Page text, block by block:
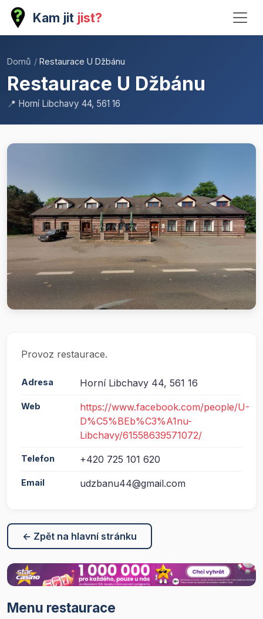
Kam jit jist?
Domů / Restaurace U Džbánu
Restaurace U Džbánu
📍 Horní Libchavy 44, 561 16
Provoz restaurace.
Adresa Horní Libchavy 44, 561 16
Web
https://www.facebook.com/people/U-
D%C5%BEb%C3%A1nu-
Libchavy/61558639571072/
Telefon +420 725 101 620
Email udzbanu44@gmail.com
← Zpět na hlavní stránku
Menu restaurace